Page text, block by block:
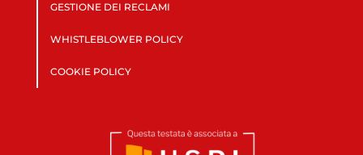
GESTIONE DEI RECLAMI
WHISTLEBLOWER POLICY
COOKIE POLICY